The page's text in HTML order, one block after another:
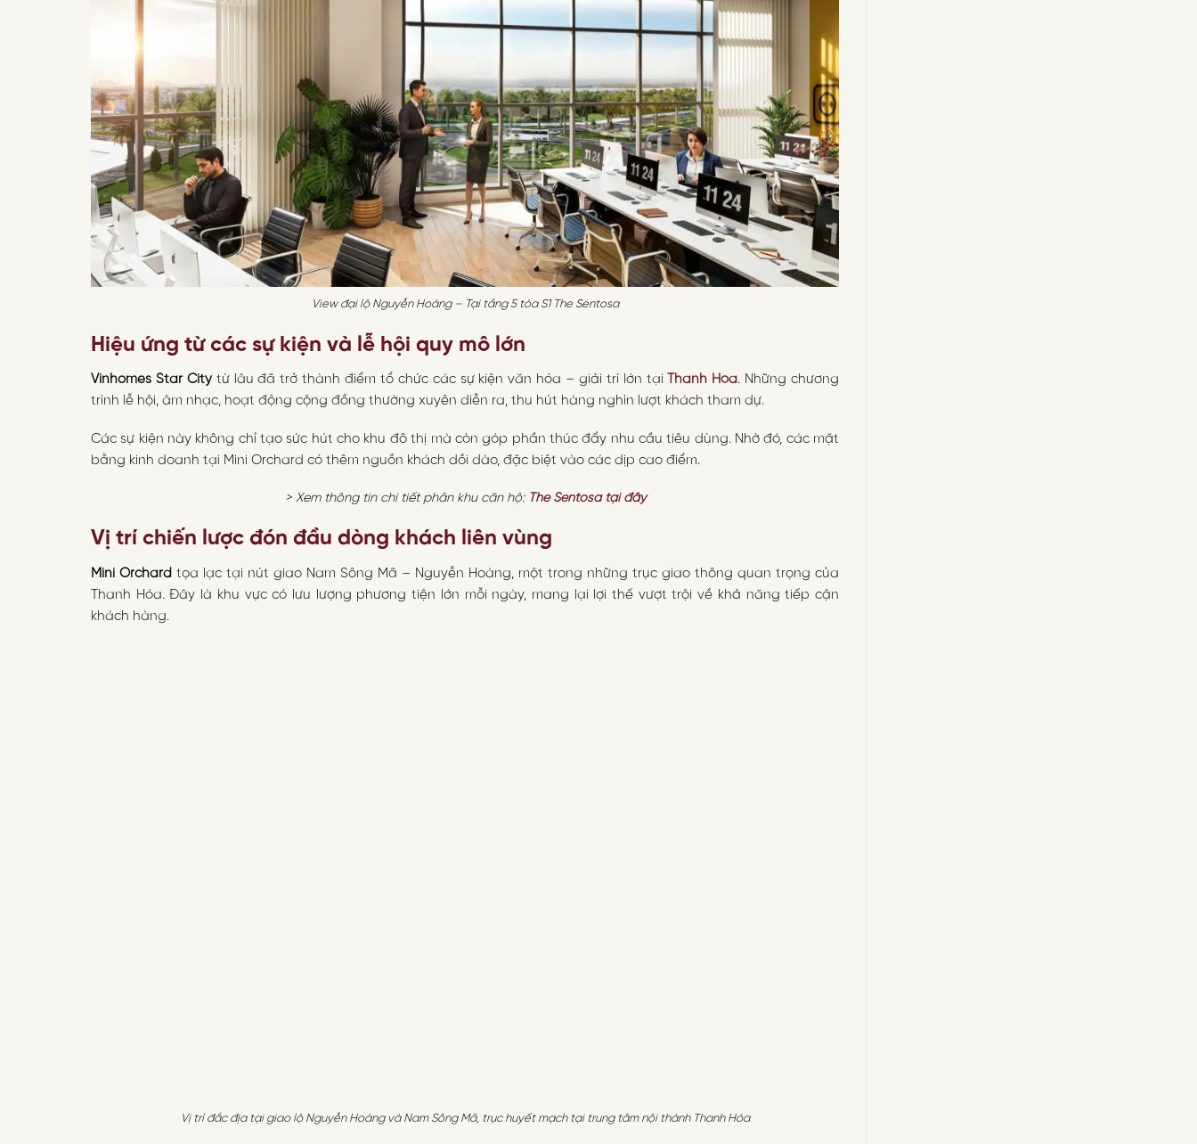
View đại lộ Nguyễn Hoàng – Tại tầng 5 tòa S1 The Sentosa
Hiệu ứng từ các sự kiện và lễ hội quy mô lớn
Vinhomes Star Citytừ lâu đã trở thành điểm tổ chức các sự kiện văn hóa – giải trí lớn tại Thanh Hóa. Những chương
trình lễ hội, âm nhạc, hoạt động cộng đồng thường xuyên diễn ra, thu hút hàng nghìn lượt khách tham dự.
Các sự kiện này không chỉ tạo sức hút cho khu đô thị mà còn góp phần thúc đẩy nhu cầu tiêu dùng. Nhờ đó, các mặt
bằng kinh doanh tại Mini Orchard có thêm nguồn khách dồi dào, đặc biệt vào các dịp cao điểm.
> Xem thông tin chi tiết phân khu căn hộ: The Sentosa tại đây
Vị trí chiến lược đón đầu dòng khách liên vùng
Mini Orchard tọa lạc tại nút giao Nam Sông Mã – Nguyễn Hoàng, một trong những trục giao thông quan trọng của
Thanh Hóa. Đây là khu vực có lưu lượng phương tiện lớn mỗi ngày, mang lại lợi thế vượt trội về khả năng tiếp cận
khách hàng.
Vị trí đắc địa tại giao lộ Nguyễn Hoàng và Nam Sông Mã, trục huyết mạch tại trung tâm nội thành Thanh Hóa